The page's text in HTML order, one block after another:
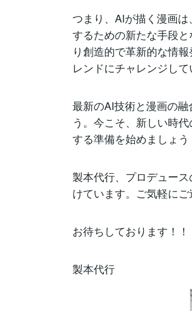
つまり、AIが描く漫画
するための新たな手段
り創造的で革新的な情
レンドにチャレンジして
最新のAI技術と漫画の
う。今こそ、新しい時
する準備を始めましょう
製本代行、プロデュー
けています。ご気軽にご
お待ちしております！！
製本代行